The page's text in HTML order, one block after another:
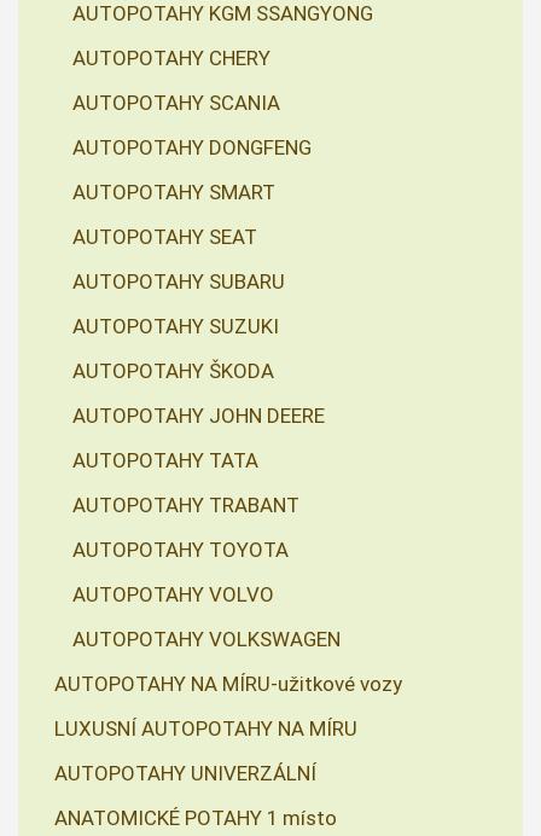
AUTOPOTAHY KGM SSANGYONG
AUTOPOTAHY CHERY
AUTOPOTAHY SCANIA
AUTOPOTAHY DONGFENG
AUTOPOTAHY SMART
AUTOPOTAHY SEAT
AUTOPOTAHY SUBARU
AUTOPOTAHY SUZUKI
AUTOPOTAHY ŠKODA
AUTOPOTAHY JOHN DEERE
AUTOPOTAHY TATA
AUTOPOTAHY TRABANT
AUTOPOTAHY TOYOTA
AUTOPOTAHY VOLVO
AUTOPOTAHY VOLKSWAGEN
AUTOPOTAHY NA MÍRU-užitkové vozy
LUXUSNÍ AUTOPOTAHY NA MÍRU
AUTOPOTAHY UNIVERZÁLNÍ
ANATOMICKÉ POTAHY 1 místo